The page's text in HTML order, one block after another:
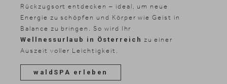
Rückzugsort entdecken – ideal, um neue
Energie zu schöpfen und Körper wie Geist in
Balance zu bringen. So wird Ihr
Wellnessurlaub in Österreich zu einer
Auszeit voller Leichtigkeit.
waldSPA erleben